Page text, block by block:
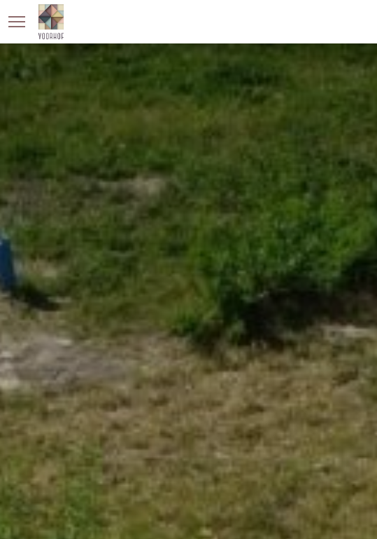
KONINGSOORD BERKEL-ENSCHOT